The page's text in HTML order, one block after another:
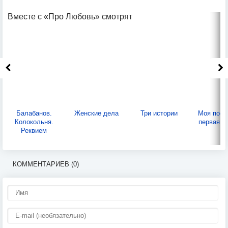
Вместе с «Про Любовь» смотрят
Балабанов.
Колокольня.
Реквием
Женские дела Три истории
Моя
первая
КОММЕНТАРИЕВ (0)